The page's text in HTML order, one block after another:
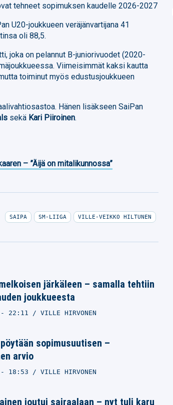
tehneet sopimuksen kaudelle 2026-2027
U20-joukkueen veräjänvartijana 41
oli 88,5.
joka on pelannut B-juniorivuodet (2020-
Viimeisimmät kaksi kautta
toiminut myös edustusjoukkueen
Hänen lisäkseen SaiPan
sekä Kari Piiroinen.
– ”Äijä on mitalikunnossa”
SAIPA SM-LIIGA VILLE-VEIKKO HILTUNEN
järkäleen – samalla tehtiin
joukkueesta
- 22:11 VILLE HIRVONEN
sopimusuutisen –
arvio
- 18:53 VILLE HIRVONEN
joutui sairaalaan – nyt tuli karu